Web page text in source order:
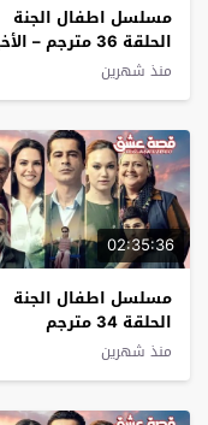
مسلسل اطفال الجنة
الحلقة 36 مترجم – الأخيرة
منذ شهرين
02:35:36
مسلسل اطفال الجنة
الحلقة 34 مترجم
منذ شهرين